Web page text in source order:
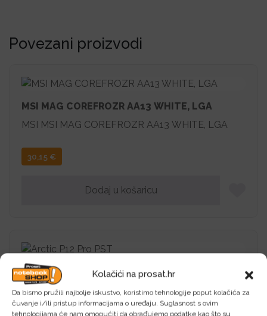
Kolačići na prosat.hr
Da bismo pružili najbolje iskustvo, koristimo tehnologije poput kolačića za
čuvanje i/ili pristup informacijama o uređaju. Suglasnost s ovim
tehnologijama će nam omogućiti da obrađujemo podatke kao što su
Povezani proizvodi
MSI MAG COREFROZR AA13 WHITE, LGA
MSI MSI MAG COREFROZR AA13 WHITE, LGA
30,15 €
Dodaj u košaricu
Arctic P12 Pro PST
Arctic Arctic P12 Pro PST